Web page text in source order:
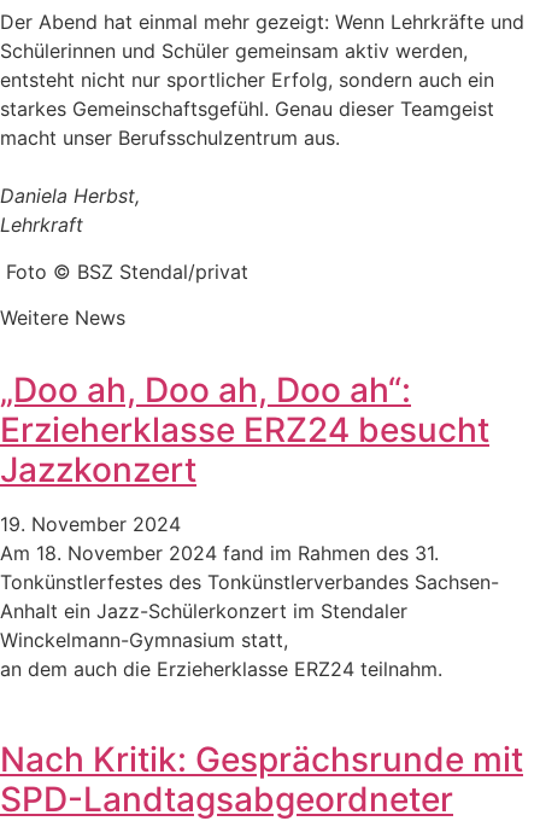
Der Abend hat einmal mehr gezeigt: Wenn Lehrkräfte und
Schülerinnen und Schüler gemeinsam aktiv werden,
entsteht nicht nur sportlicher Erfolg, sondern auch ein
starkes Gemeinschaftsgefühl. Genau dieser Teamgeist
macht unser Berufsschulzentrum aus.
Daniela Herbst,
Lehrkraft
Foto © BSZ Stendal/privat
Weitere News
„Doo ah, Doo ah, Doo ah“:
Erzieherklasse ERZ24 besucht
Jazzkonzert
19. November 2024
Am 18. November 2024 fand im Rahmen des 31.
Tonkünstlerfestes des Tonkünstlerverbandes Sachsen-
Anhalt ein Jazz-Schülerkonzert im Stendaler
Winckelmann-Gymnasium statt,
an dem auch die Erzieherklasse ERZ24 teilnahm.
Nach Kritik: Gesprächsrunde mit
SPD-Landtagsabgeordneter